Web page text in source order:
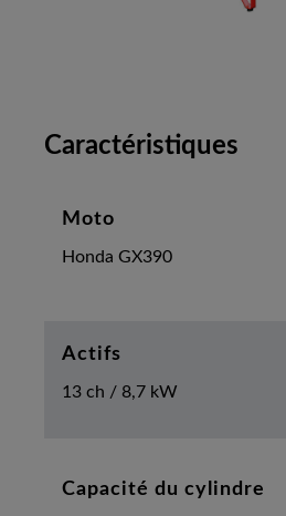
Caractéristiques
Moto
Honda GX390
Actifs
13 ch / 8,7 kW
Capacité du cylindre